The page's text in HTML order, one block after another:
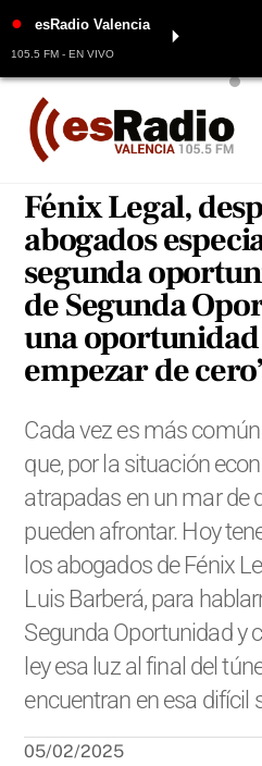
Skip
content
● esRadio Valencia
105.5 FM - EN VIVO
⏵
Fénix Legal,
abogados
segunda
de Segunda
una
empezar de
Cada vez es más
que, por la situación
atrapadas en un mar de
pueden afrontar. Hoy
los abogados de Fénix
Luis Barberá, para
Segunda Oportunidad y
ley esa luz al final del
encuentran en esa difícil
05/02/2025